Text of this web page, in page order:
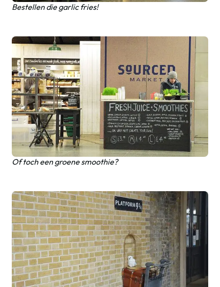
Bestellen die garlic fries!
Of toch een groene smoothie?